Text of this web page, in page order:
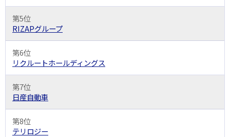
第5位
RIZAPグループ
第6位
リクルートホールディングス
第7位
日産自動車
第8位
テリロジー